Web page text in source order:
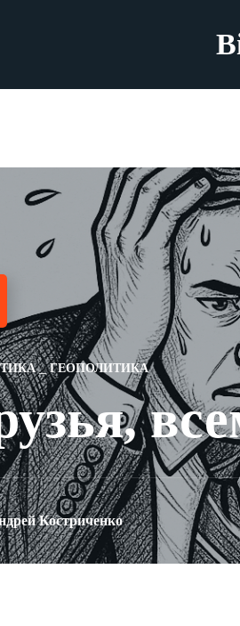
ГЕОПОЛИТИКА
Костриченко